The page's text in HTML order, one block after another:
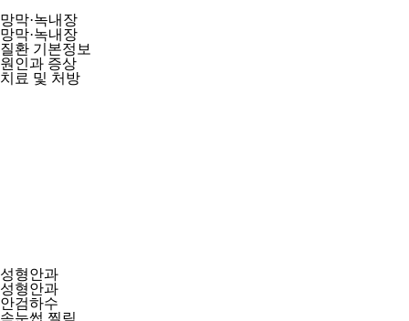
망막·녹내장
망막·녹내장
질환 기본정보
원인과 증상
치료 및 처방
성형안과
성형안과
안검하수
속눈썹 찔림